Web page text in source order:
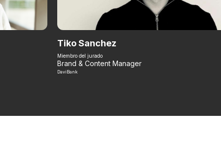
Tiko Sanchez
Miembro del jurado
Brand & Content Manager
DaviBank